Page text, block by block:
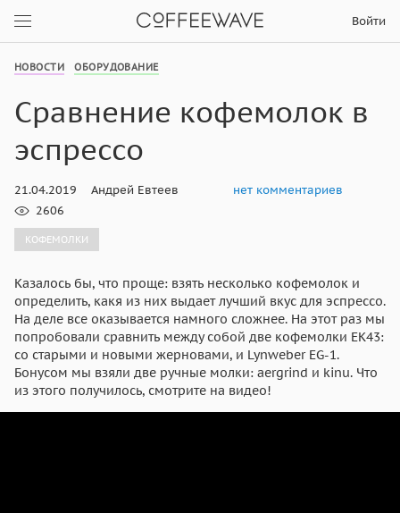
Войти
НОВОСТИ ОБОРУДОВАНИЕ
Сравнение кофемолок в
эспрессо
21.04.2019 Андрей Евтеев
нет комментариев
2606
КОФЕМОЛКИ
Казалось бы, что проще: взять несколько кофемолок и
определить, какя из них выдает лучший вкус для эспрессо.
На деле все оказывается намного сложнее. На этот раз мы
попробовали сравнить между собой две кофемолки EK43:
со старыми и новыми жерновами, и Lynweber EG-1.
Бонусом мы взяли две ручные молки: aergrind и kinu. Что
из этого получилось, смотрите на видео!